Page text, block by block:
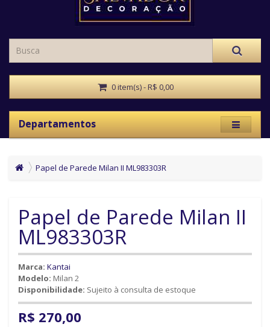
0 item(s) - R$ 0,00
Departamentos
Papel de Parede Milan II ML983303R
Papel de Parede Milan II
ML983303R
Marca: Kantai
Modelo: Milan 2
Disponibilidade: Sujeito à consulta de estoque
R$ 270,00